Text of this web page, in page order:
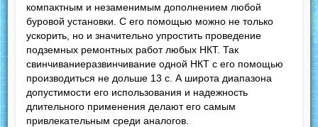
компактным и незаменимым дополнением любой
буровой установки. С его помощью можно не только
ускорить, но и значительно упростить проведение
подземных ремонтных работ любых НКТ. Так
свинчиваниеразвинчивание одной НКТ с его помощью
производиться не дольше 13 с. А широта диапазона
допустимости его использования и надежность
длительного применения делают его самым
привлекательным среди аналогов.